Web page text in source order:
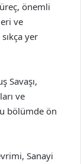
önemli
ve
yer
Savaşı,
ve
bölümde ön
Sanayi